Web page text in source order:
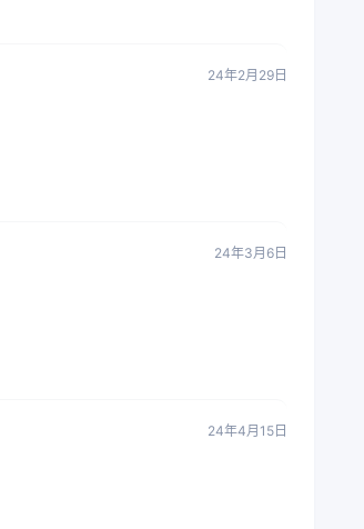
24年2月29日
24年3月6日
24年4月15日